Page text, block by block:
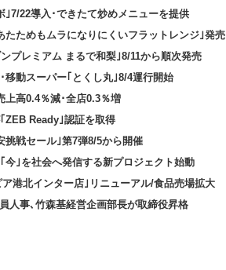
｣7/22導入･できたて炒めメニューを提供
たためもムラになりにくいフラットレンジ｣発売
プレミアム まるで和梨｣8/11から順次発売
移動スーパー｢とくし丸｣8/4運行開始
上高0.4％減･全店0.3％増
ZEB Ready｣認証を取得
戦セール｣第7弾8/5から開催
今｣を社会へ発信する新プロジェクト始動
港北インター店｣リニューアル/食品売場拡大
人事､竹森基経営企画部長が取締役昇格